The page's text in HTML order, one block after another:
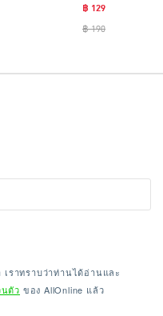
฿ 129
฿ 190
ราทราบว่าท่านได้อ่านและ
ตัว ของ AllOnline แล้ว